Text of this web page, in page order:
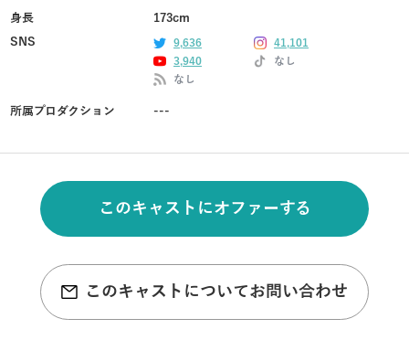
身長
173cm
SNS
9,636
41,101
3,940
なし
なし
所属プロダクション ---
このキャストにオファーする
このキャストについてお問い合わせ